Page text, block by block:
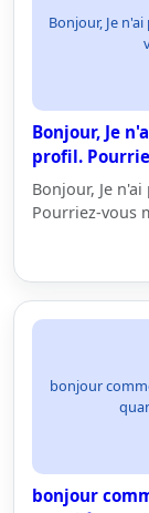
Bonjour, Je
Bonjour, Je
profil.
Bonjour, Je
Pourriez-vous
bonjour
bonjour